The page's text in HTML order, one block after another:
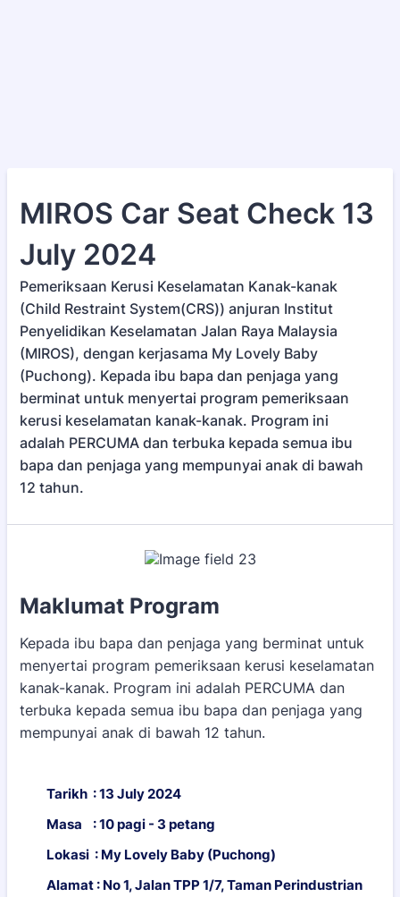
MIROS Car Seat Check 13
July 2024
Pemeriksaan Kerusi Keselamatan Kanak-kanak
(Child Restraint System(CRS)) anjuran Institut
Penyelidikan Keselamatan Jalan Raya Malaysia
(MIROS), dengan kerjasama My Lovely Baby
(Puchong). Kepada ibu bapa dan penjaga yang
berminat untuk menyertai program pemeriksaan
kerusi keselamatan kanak-kanak. Program ini
adalah PERCUMA dan terbuka kepada semua ibu
bapa dan penjaga yang mempunyai anak di bawah
12 tahun.
Maklumat Program
Kepada ibu bapa dan penjaga yang berminat untuk
menyertai program pemeriksaan kerusi keselamatan
kanak-kanak. Program ini adalah PERCUMA dan
terbuka kepada semua ibu bapa dan penjaga yang
mempunyai anak di bawah 12 tahun.
Tarikh : 13 July 2024
Masa : 10 pagi - 3 petang
Lokasi : My Lovely Baby (Puchong)
Alamat : No 1, Jalan TPP 1/7, Taman Perindustrian